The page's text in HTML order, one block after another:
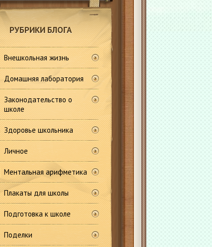
РУБРИКИ БЛОГА
Внешкольная жизнь
Домашняя лаборатория
Законодательство о
школе
Здоровье школьника
Личное
Ментальная арифметика
Плакаты для школы
Подготовка к школе
Поделки